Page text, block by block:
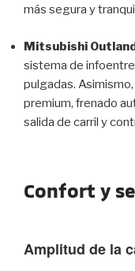
más segura y
Mitsubishi
sistema de
pulgadas.
premium, frenado
salida de carril y
Confort y
Amplitud de la